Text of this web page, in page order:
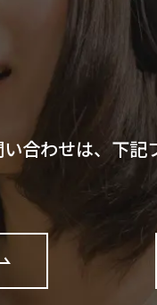
合わせは、下記